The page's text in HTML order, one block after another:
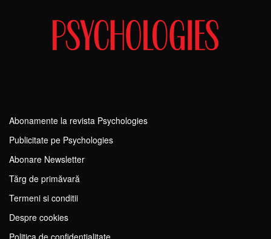
Abonamente la revista Psychologies
Publicitate pe Psychologies
Abonare Newsletter
Tărg de primăvară
Termeni si conditii
Despre cookies